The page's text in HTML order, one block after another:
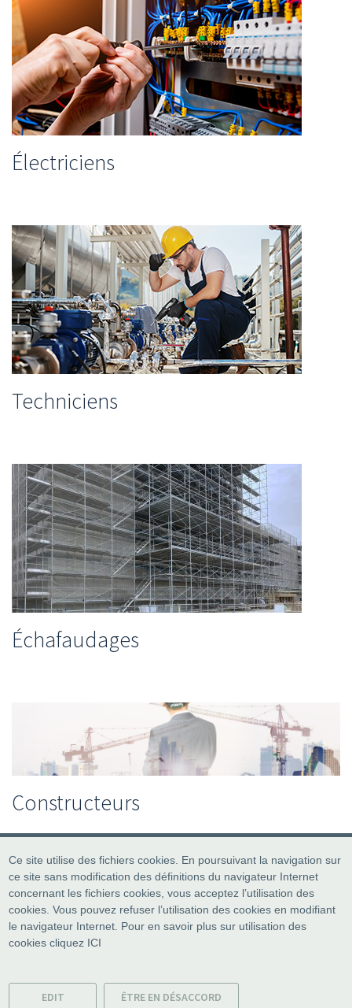
Électriciens
Techniciens
Échafaudages
Constructeurs
Industrial Services Europe
Ce site utilise des fichiers cookies. En poursuivant la navigation sur
ce site sans modification des définitions du navigateur Internet
concernant les fichiers cookies, vous acceptez l’utilisation des
cookies. Vous pouvez refuser l’utilisation des cookies en modifiant
le navigateur Internet. Pour en savoir plus sur utilisation des
cookies cliquez ICI
EDIT ÊTRE EN DÉSACCORD